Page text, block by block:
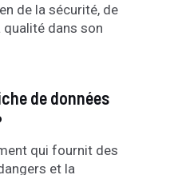
de la sécurité, de
dans son
de données
qui fournit des
et la